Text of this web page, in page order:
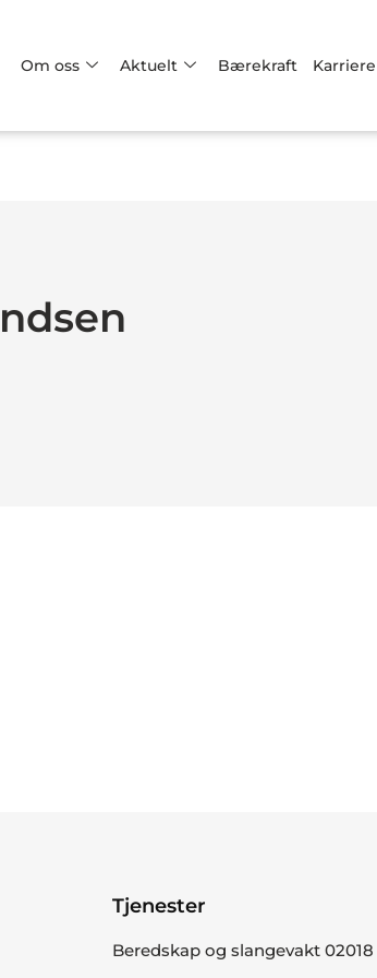
Om oss Aktuelt Bærekraft Karriere
Tjenester
Beredskap og slangevakt 02018